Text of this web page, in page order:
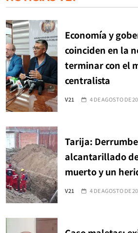
Economía y
coinciden en la
terminar con el
centralista
V21 4 DE AGOSTO DE
Tarija:
alcantarillado
muerto y un
V21 4 DE AGOSTO DE